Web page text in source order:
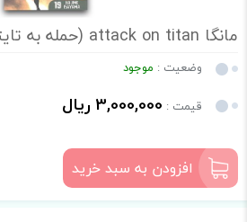
مانگا attack on titan (حمله به تایتان) 19
وضعیت : موجود
قیمت : 3,000,000 ریال
افزودن به سبد خرید